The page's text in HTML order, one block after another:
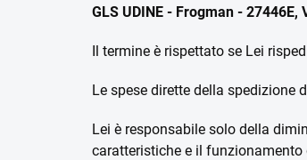
GLS UDINE - Frogman -
Il termine è rispettato se Lei
Le spese dirette della spedizione
Lei è responsabile solo della
caratteristiche e il funzionamento